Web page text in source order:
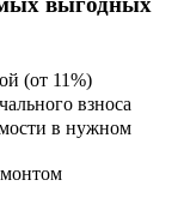
(от 11%)
взноса
в нужном